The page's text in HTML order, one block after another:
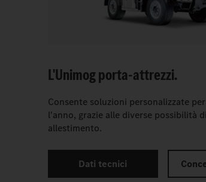
L'Unimog porta-attrezzi.
Consente soluzioni personalizzate
l'anno, grazie alle diverse possibilità
allestimento.
Dati tecnici